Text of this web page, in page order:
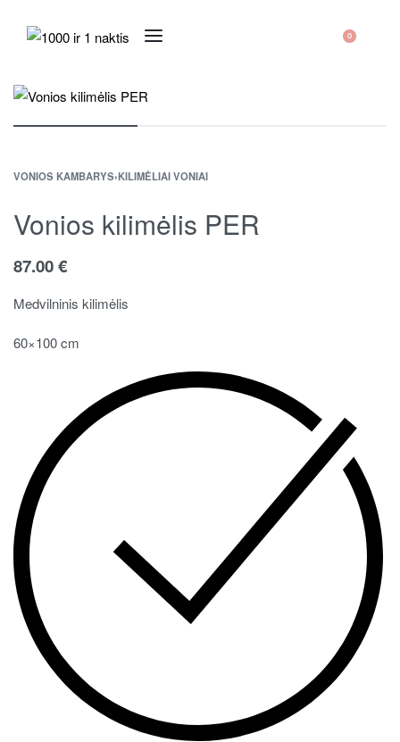
0
VONIOS KAMBARYS›KILIMĖLIAI VONIAI
Vonios kilimėlis PER
87.00€
Medvilninis kilimėlis
60×100 cm